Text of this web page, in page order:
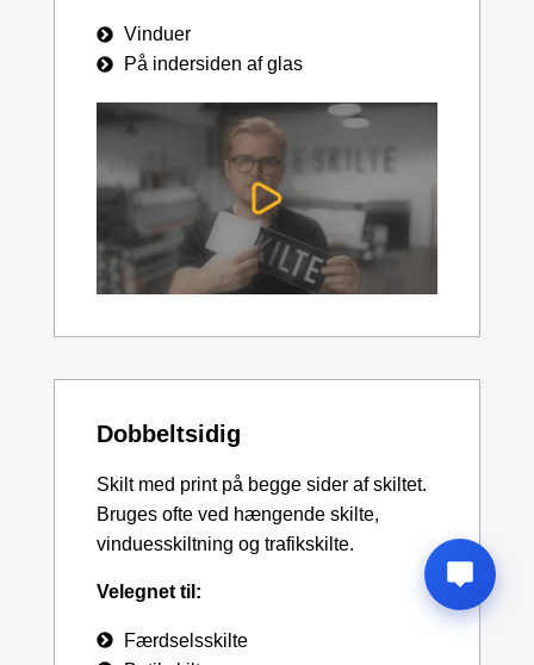
Vinduer
På indersiden af glas
Dobbeltsidig
Skilt med print på begge sider af skiltet.
Bruges ofte ved hængende skilte,
vinduesskiltning og trafikskilte.
Velegnet til:
Færdselsskilte